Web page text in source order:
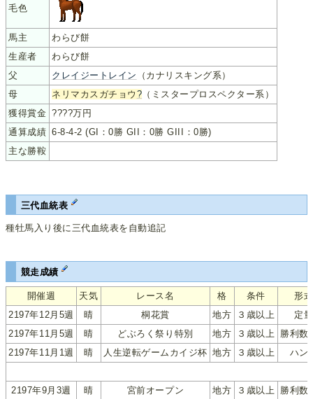
毛色
馬主
わらび餅
生産者
わらび餅
父
クレイジートレイン
（カナリスキング系）
母
ネリマカスガチョウ ? （ミスタープロスペクター系）
獲得賞金 ????万円
通算成績 6-8-4-2 (GI：0勝 GII：0勝 GIII：0勝)
主な勝鞍
三代血統表
種牡馬入り後に三代血統表を自動追記
競走成績
開催週 天気 レース名 格 条件
形式
2197年12月5週
晴 桐花賞 地方 ３歳以上
定量
2197年11月5週
晴 どぶろく祭り特別 地方 ３歳以上 勝利数
2197年11月1週
晴 人生逆転ゲームカイジ杯 地方 ３歳以上 ハン
2197年9月3週 晴 宮前オープン 地方 ３歳以上 勝利数